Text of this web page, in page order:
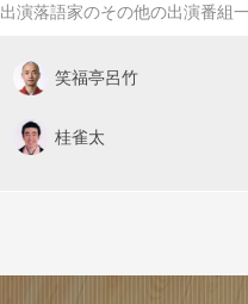
出演落語家のその他の出演番組
笑福亭呂竹
桂雀太